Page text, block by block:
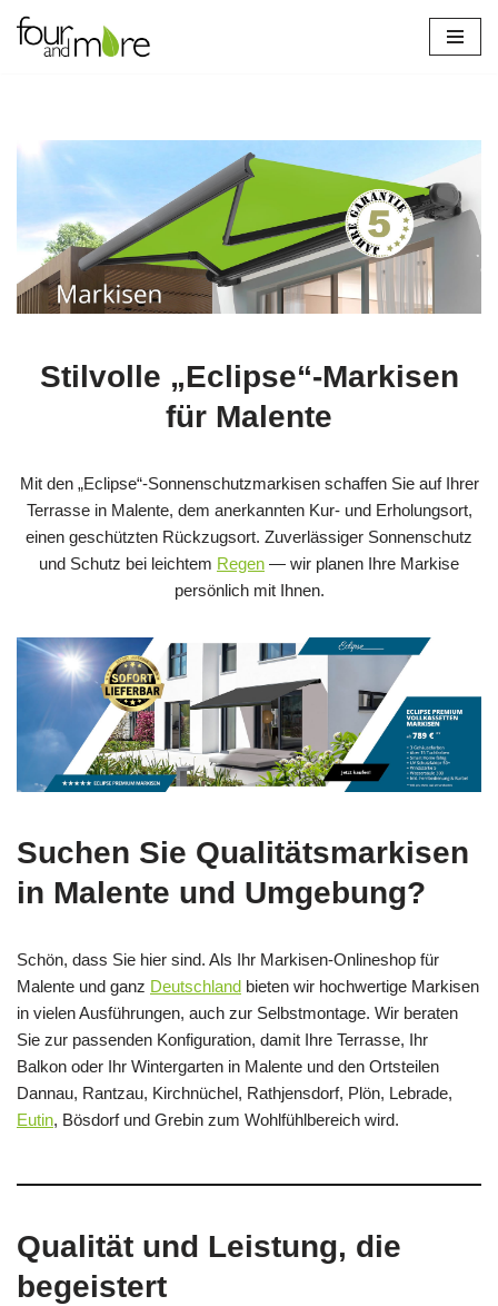
Zum
Stilvolle „Eclipse“-Markisen
für Malente
Mit den „Eclipse“-Sonnenschutzmarkisen schaffen Sie auf Ihrer
Terrasse in Malente, dem anerkannten Kur- und Erholungsort,
einen geschützten Rückzugsort. Zuverlässiger Sonnenschutz
und Schutz bei leichtem Regen — wir planen Ihre Markise
persönlich mit Ihnen.
Suchen Sie Qualitätsmarkisen
in Malente und Umgebung?
Schön, dass Sie hier sind. Als Ihr Markisen-Onlineshop für
Malente und ganz Deutschland bieten wir hochwertige Markisen
in vielen Ausführungen, auch zur Selbstmontage. Wir beraten
Sie zur passenden Konfiguration, damit Ihre Terrasse, Ihr
Balkon oder Ihr Wintergarten in Malente und den Ortsteilen
Dannau, Rantzau, Kirchnüchel, Rathjensdorf, Plön, Lebrade,
Eutin, Bösdorf und Grebin zum Wohlfühlbereich wird.
Qualität und Leistung, die
begeistert